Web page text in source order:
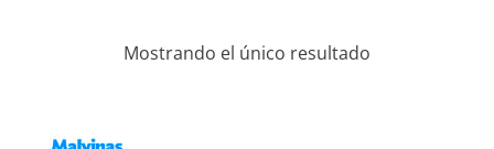
Mostrando el único resultado